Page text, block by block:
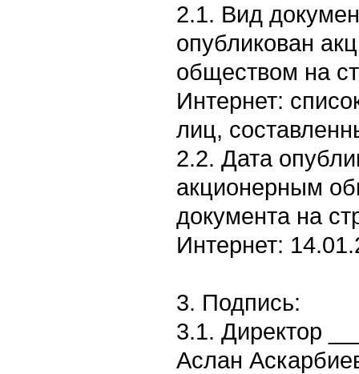
2.1. Вид
опубликован
обществом на
Интернет:
лиц,
2.2. Дата
акционерным
документа на
Интернет:
3. Подпись:
3.1. Директор
Аслан